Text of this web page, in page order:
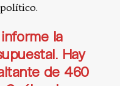
la
Hay
de 460